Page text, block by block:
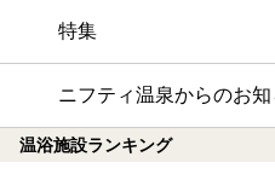
特集
ニフティ温泉からのお
温浴施設ランキング